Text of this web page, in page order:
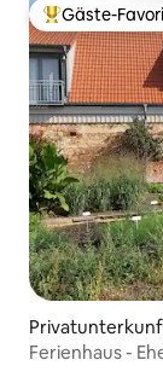
Beliebter
Gäste-
lFerienhaus -